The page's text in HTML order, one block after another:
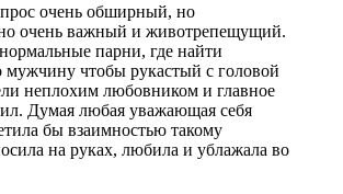
очень обширный, но
очень важный и животрепещущий.
парни, где найти
мужчину чтобы рукастый с головой
неплохим любовником и главное
Думая любая уважающая себя
бы взаимностью такому
на руках, любила и ублажала во